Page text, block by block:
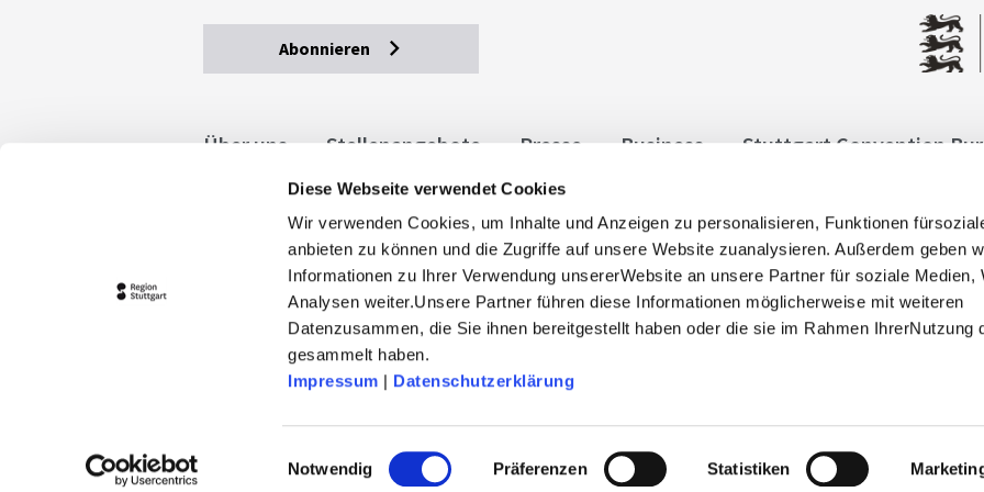
Diese Webseite verwendet Cookies
Wir verwenden Cookies, um Inhalte und Anzeigen zu personalisieren, Funktionen
anbieten zu können und die Zugriffe auf unsere Website zuanalysieren. Außerdem geben
Informationen zu Ihrer Verwendung unsererWebsite an unsere Partner für soziale Medien,
Analysen weiter.Unsere Partner führen diese Informationen möglicherweise mit weiteren
Datenzusammen, die Sie ihnen bereitgestellt haben oder die sie im Rahmen IhrerNutzung
gesammelt haben.
Impressum | Datenschutzerklärung
Einwilligungsauswahl
Notwendig Präferenzen Statistiken
Abonnieren
Über uns Stellenangebote Presse Business
Stuttgart Convention
Allgemeine Geschäftsbedingungen
stuttgart.de
Barrierefreiheit
© 2026 Stuttgart-Marketing GmbH, info@stuttgart-tourist.de
stuttgart-tourist.de und www.erlebnisregion-stuttgart.de sind die offiziellen Websites des
Landeshauptstadt Stuttgart und der Regio Stuttgart Marketing- und Tourismus GmbH.